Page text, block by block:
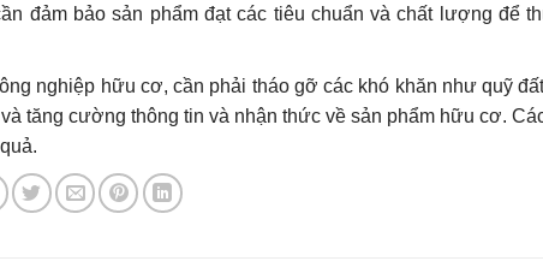
đảm bảo sản phẩm đạt các tiêu chuẩn và chất lượng để
nghiệp hữu cơ, cần phải tháo gỡ các khó khăn như quỹ
tăng cường thông tin và nhận thức về sản phẩm hữu cơ.